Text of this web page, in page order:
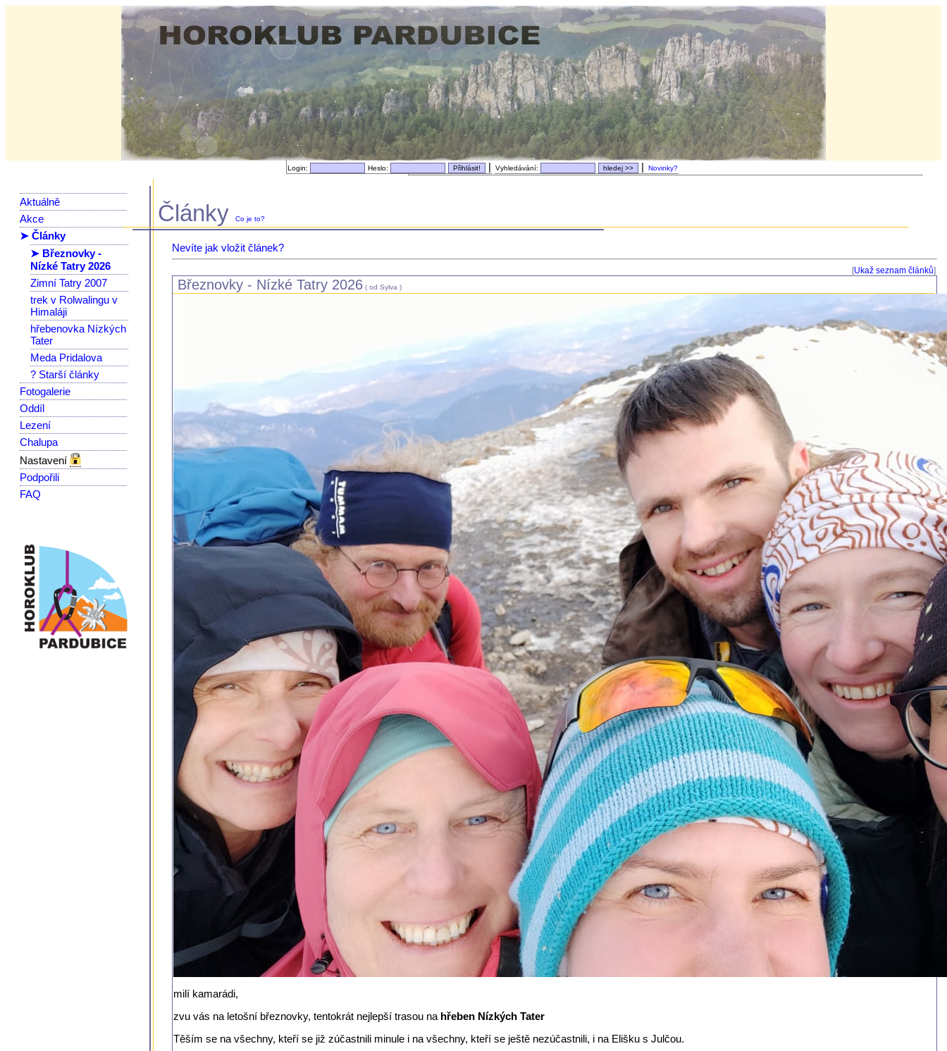
Login: Heslo: | Vyhledávání: | Novinky?
Aktuálně
Akce
➤ Články
➤ Březnovky -
Nízké Tatry 2026
Zimní Tatry 2007
trek v Rolwalingu v
Himaláji
hřebenovka Nízkých
Tater
Meda Pridalova
? Starší články
Fotogalerie
Oddíl
Lezení
Chalupa
Nastavení
Podpořili
FAQ
Články Co je to?
Nevíte jak vložit článek?
[Ukaž seznam článků]
Březnovky - Nízké Tatry 2026 ( od Sylva )
milí kamarádi,
zvu vás na letošní březnovky, tentokrát nejlepší trasou na hřeben Nízkých Tater
Těším se na všechny, kteří se již zúčastnili minule i na všechny, kteří se ještě nezúčastnili, i na Elišku s Julčou.